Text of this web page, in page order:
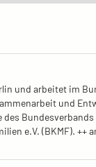
und arbeitet im
und
des
e.V. (BKMF). ++